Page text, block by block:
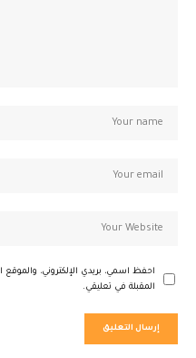
احفظ اسمي، بريدي الإلكتروني،
المقبلة في تعليقي.